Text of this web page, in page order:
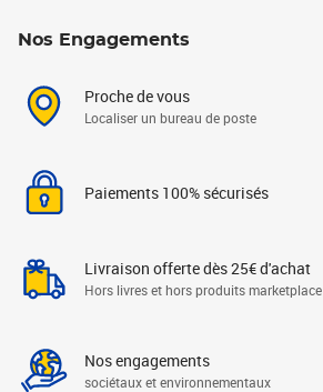
Nos Engagements
Proche de vous
Localiser un bureau de poste
Paiements 100% sécurisés
Livraison offerte dès 25€ d'achat
Hors livres et hors produits marketplace
Nos engagements
sociétaux et environnementaux